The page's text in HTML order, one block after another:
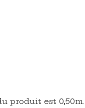
produit est 0,50m.